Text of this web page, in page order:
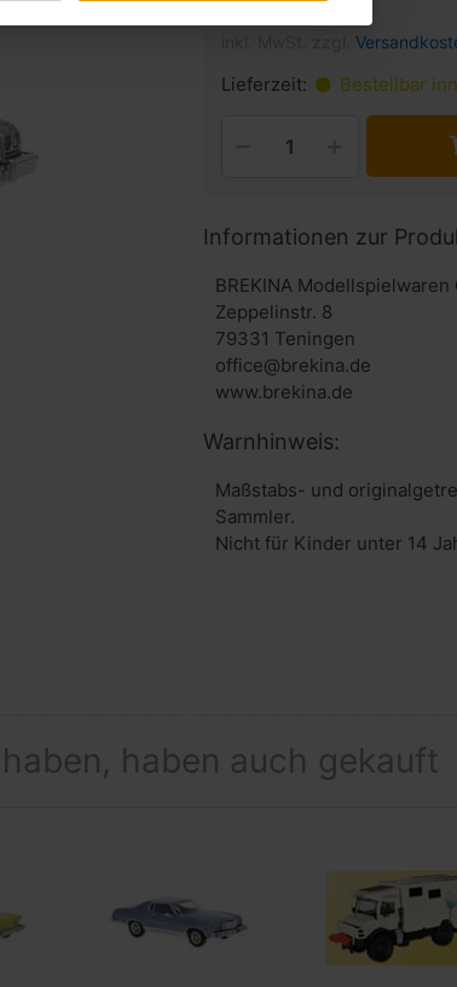
Lieferzeit: Bestellbar
Informationen zur
BREKINA Modellspielwaren
Zeppelinstr. 8
79331 Teningen
office@brekina.de
www.brekina.de
Warnhinweis:
Maßstabs- und
Sammler.
Nicht für Kinder unter 14
haben auch gekauft